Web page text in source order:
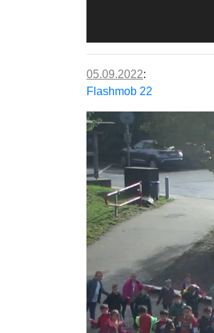
05.09.2022:
Flashmob 22
Video-